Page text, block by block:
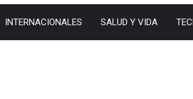
INTERNACIONALES SALUD Y VIDA